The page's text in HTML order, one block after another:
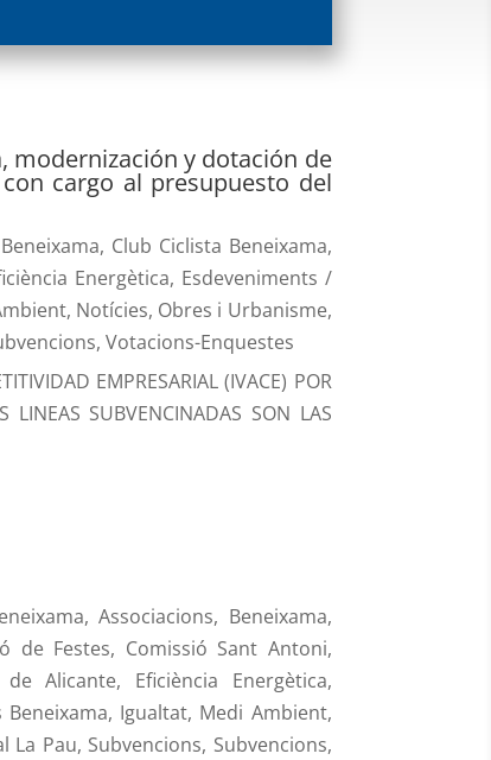
modernización y dotación de
cargo al presupuesto del
, Club Ciclista Beneixama,
Energètica, Esdeveniments /
, Notícies, Obres i Urbanisme,
,Votacions-Enquestes
EMPRESARIAL (IVACE) POR
SUBVENCINADAS SON LAS
,Associacions, Beneixama,
de Festes, Comissió Sant Antoni,
de Alicante, Eficiència Energètica,
, Igualtat, Medi Ambient,
La Pau, Subvencions, Subvencions,